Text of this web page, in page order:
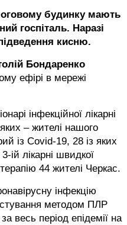
будинку мають
госпіталь. Наразі
кисню.
Бондаренко
ефірі в мережі
інфекційної лікарні
– жителі нашого
із Covid-19, 28 із яких
ій лікарні швидкої
44 жителі Черкас.
інфекцію
методом ПЛР
весь період епідемії на